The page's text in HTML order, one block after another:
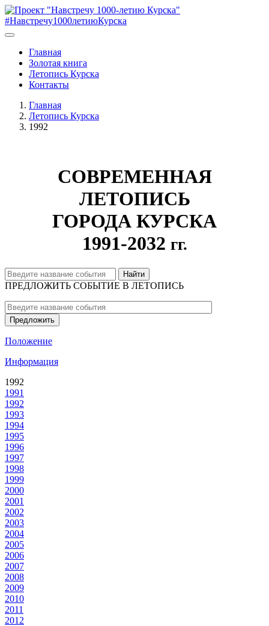
#Навстречу1000летиюКурска
Главная
Золотая книга
Летопись Курска
Контакты
Главная
Летопись Курска
1992
СОВРЕМЕННАЯ
ЛЕТОПИСЬ
ГОРОДА КУРСКА
1991-2032 гг.
Найти
ПРЕДЛОЖИТЬ СОБЫТИЕ В ЛЕТОПИСЬ
Предложить
Положение
Информация
1992
1991
1992
1993
1994
1995
1996
1997
1998
1999
2000
2001
2002
2003
2004
2005
2006
2007
2008
2009
2010
2011
2012